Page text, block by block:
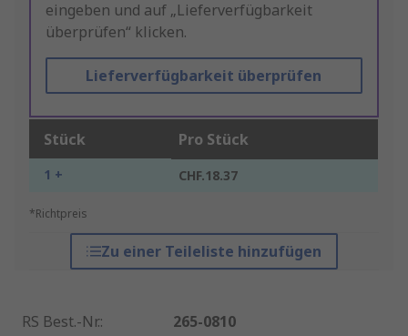
eingeben und auf „Lieferverfügbarkeit
überprüfen“ klicken.
Lieferverfügbarkeit überprüfen
Stück Pro Stück
1 + CHF.18.37
*Richtpreis
Zu einer Teileliste hinzufügen
RS Best.-Nr.:
265-0810